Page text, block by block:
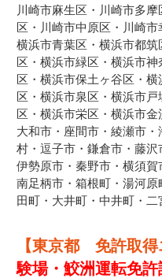
川崎市麻生区・川崎市多
区・川崎市中原区・川崎
横浜市青葉区・横浜市都
区・横浜市緑区・横浜市
区・横浜市保土ヶ谷区・
区・横浜市泉区・横浜市
区・横浜市栄区・横浜市金
大和市・座間市・綾瀬市・
村・逗子市・鎌倉市・藤沢
伊勢原市・秦野市・横須賀
南足柄市・箱根町・湯河
田町・大井町・中井町・
【東京都 免許取得
験場・鮫洲運転免